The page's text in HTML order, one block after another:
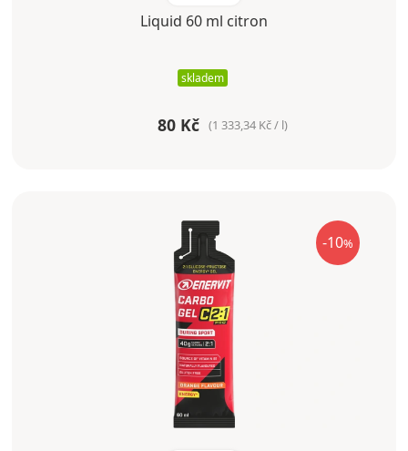
Liquid 60 ml citron
skladem
80 Kč (1 333,34 Kč / l)
-10%